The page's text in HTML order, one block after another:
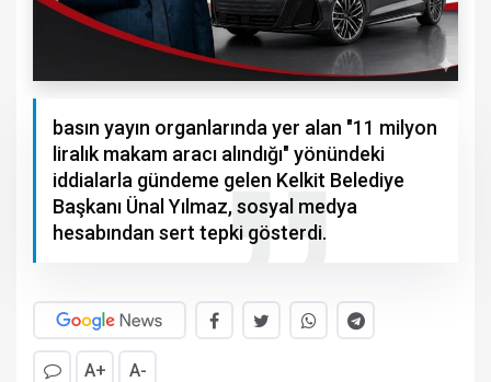
basın yayın organlarında yer alan "11 milyon
liralık makam aracı alındığı" yönündeki
iddialarla gündeme gelen Kelkit Belediye
Başkanı Ünal Yılmaz, sosyal medya
hesabından sert tepki gösterdi.
A+ A-